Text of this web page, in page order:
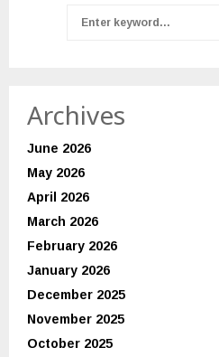
Search
for:
Archives
June 2026
May 2026
April 2026
March 2026
February 2026
January 2026
December 2025
November 2025
October 2025